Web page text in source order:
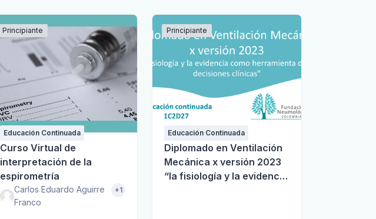
Principiante
Educación Continuada
Curso Virtual de
interpretación de la
espirometría
Carlos Eduardo Aguirre
Franco
+1
Principiante
Educación Continuada
Diplomado en Ventilación
Mecánica x versión 2023
“la fisiología y la evidencia